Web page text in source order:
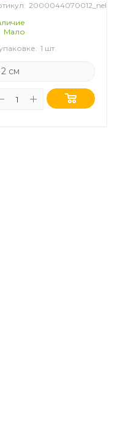
2000044070012_nel
Мало
1 шт.
2 см